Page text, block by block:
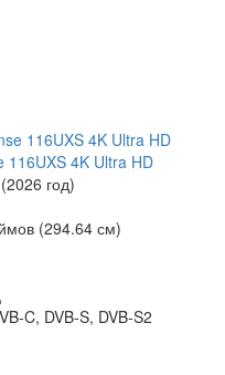
116UXS 4K Ultra HD
год)
(294.64 см)
C, DVB-S, DVB-S2